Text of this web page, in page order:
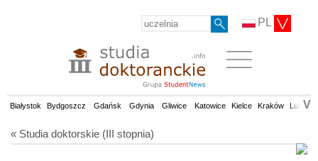
PL
Białystok Bydgoszcz Gdańsk Gdynia Gliwice Katowice Kielce Kraków Lublin
V
« Studia doktorskie (III stopnia)